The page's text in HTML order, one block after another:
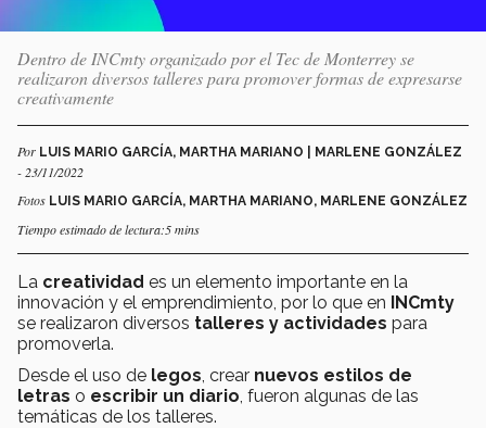
Dentro de INCmty organizado por el Tec de Monterrey se
realizaron diversos talleres para promover formas de expresarse
creativamente
Por LUIS MARIO GARCÍA, MARTHA MARIANO | MARLENE GONZÁLEZ
- 23/11/2022
Fotos LUIS MARIO GARCÍA, MARTHA MARIANO, MARLENE GONZÁLEZ
Tiempo estimado de lectura:5 mins
La creatividad es un elemento importante en la
innovación y el emprendimiento, por lo que en INCmty
se realizaron diversos talleres y actividades para
promoverla.
Desde el uso de legos , crear nuevos estilos de
letras o escribir un diario , fueron algunas de las
temáticas de los talleres.